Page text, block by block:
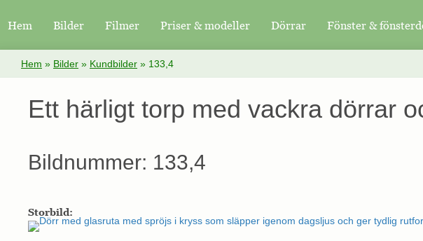
Hem Bilder Filmer Priser & modeller Dörrar Fönster &
Hem » Bilder » Kundbilder » 133,4
Ett härligt torp med vackra dörrar
Bildnummer: 133,4
Storbild: